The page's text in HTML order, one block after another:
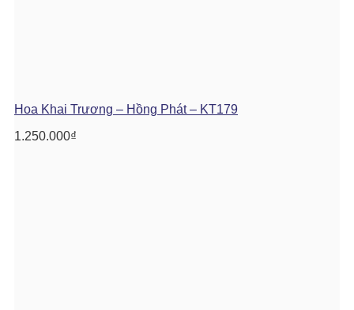
Hoa Khai Trương – Hồng Phát – KT179
1.250.000₫